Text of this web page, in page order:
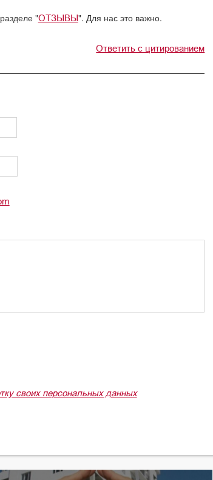
"ОТЗЫВЫ". Для нас это важно.
Ответить с цитированием
своих персональных данных